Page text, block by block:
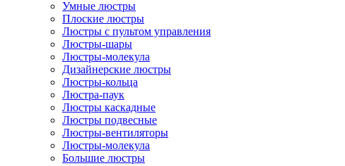
Умные люстры
Плоские люстры
Люстры с пультом управления
Люстры-шары
Люстры-молекула
Дизайнерские люстры
Люстры-кольца
Люстра-паук
Люстры каскадные
Люстры подвесные
Люстры-вентиляторы
Люстры-молекула
Большие люстры